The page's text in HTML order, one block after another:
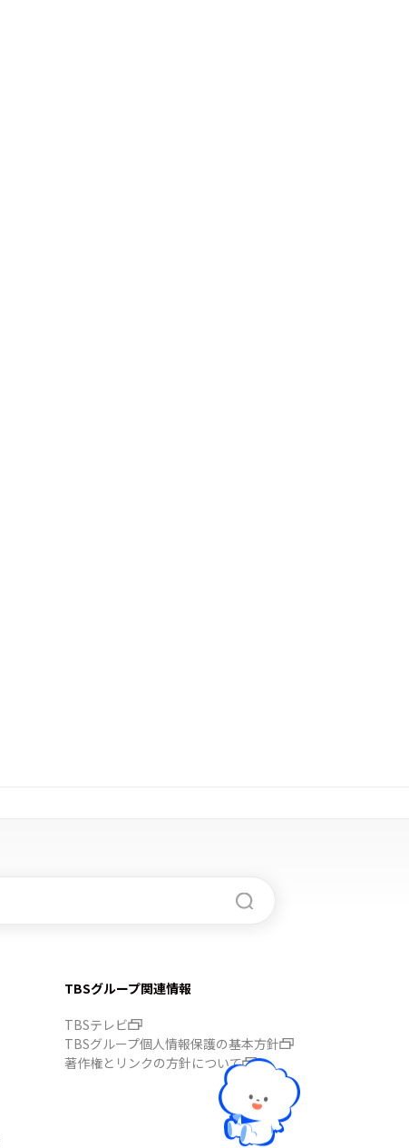
TBSグループ関連情報
TBSテレビ
TBSグループ個人情報保護の基本方針
著作権とリンクの方針について